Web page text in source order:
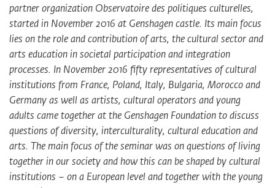
partner organization Observatoire des politiques culturelles,
started in November 2016 at Genshagen castle. Its main focus
lies on the role and contribution of arts, the cultural sector and
arts education in societal participation and integration
processes. In November 2016 fifty representatives of cultural
institutions from France, Poland, Italy, Bulgaria, Morocco and
Germany as well as artists, cultural operators and young
adults came together at the Genshagen Foundation to discuss
questions of diversity, interculturality, cultural education and
arts. The main focus of the seminar was on questions of living
together in our society and how this can be shaped by cultural
institutions – on a European level and together with the young